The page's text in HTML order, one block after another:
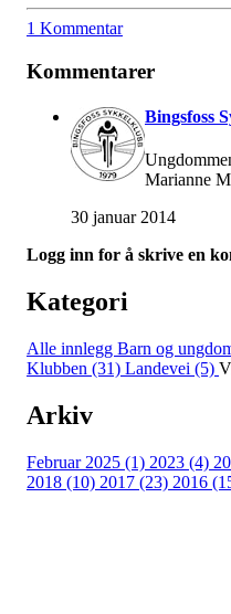
1 Kommentar
Kommentarer
Bingsfoss
Marianne
30 januar 2014
Logg inn for å skrive en
Kategori
Alle innlegg Barn og
Klubben (31) Landevei (5)
Arkiv
Februar 2025 (1) 2023 (4)
2018 (10) 2017 (23) 2016